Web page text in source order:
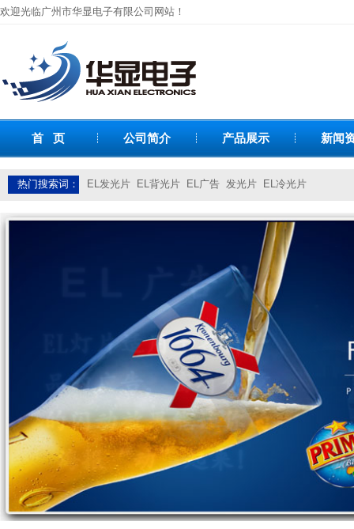
欢迎光临广州市华显电子有限公司网站！
首 页 公司简介 产品展示 新闻
热门搜索词： EL发光片 EL背光片 EL广告 发光片 EL冷光片